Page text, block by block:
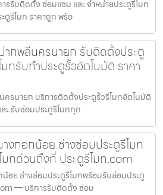
รรับติดตั้ง ซ่อมแซม และ จำหน่ายประตูรีโมท
ตูรีโมท ราคาถูก พร้อ
ากพลีนครนายก รับติดตั้งประตู
ทรับทำประตูรั้วอัตโนมัติ ราคา
ครนายก บริการติดตั้งประตูรั้วรีโมทอัตโนมัติ
ะ รับซ่อมประตูรีโมททุก
งกอกน้อย ช่างซ่อมประตูรีโมท
ทด่วนถึงที่ ประตูรีโมท.com
อย ช่างซ่อมประตูรีโมทพร้อมรับซ่อมประตู
— บริการรับติดตั้ง ซ่อม